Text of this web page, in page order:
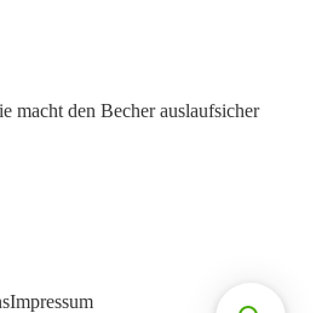
macht den Becher auslaufsicher
Impressum